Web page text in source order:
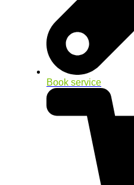
Book service